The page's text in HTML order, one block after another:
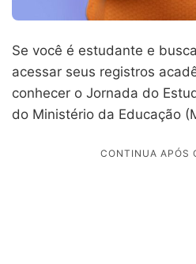
Se você é estudante e
acessar seus registros
conhecer o Jornada do
do Ministério da Educação